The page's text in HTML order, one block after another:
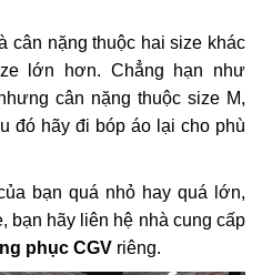
cân nặng thuộc hai size khác
lớn hơn. Chẳng hạn như
cân nặng thuộc size M,
đó hãy đi bóp áo lại cho phù
bạn quá nhỏ hay quá lớn,
bạn hãy liên hệ nhà cung cấp
phục CGVriêng.